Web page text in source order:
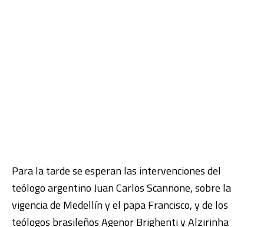
Para la tarde se esperan las intervenciones del
teólogo argentino Juan Carlos Scannone, sobre la
vigencia de Medellín y el papa Francisco, y de los
teólogos brasileños Agenor Brighenti y Alzirinha